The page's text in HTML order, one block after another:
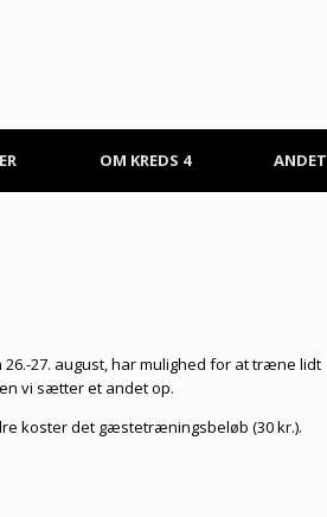
OM KREDS 4 ANDET
27. august, har mulighed for at træne lidt
vi sætter et andet op.
koster det gæstetræningsbeløb (30 kr.).